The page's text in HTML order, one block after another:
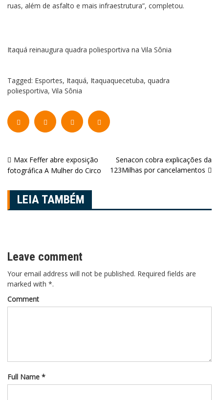
ruas, além de asfalto e mais infraestrutura”, completou.
Itaquá reinaugura quadra poliesportiva na Vila Sônia
Tagged: Esportes, Itaquá, Itaquaquecetuba, quadra
poliesportiva, Vila Sônia
Navegação
Post
Max Feffer abre exposição
fotográfica A Mulher do Circo
Senacon cobra explicações da
123Milhas por cancelamentos
LEIA TAMBÉM
Leave comment
Your email address will not be published. Required fields are
marked with *.
Comment
Full Name *